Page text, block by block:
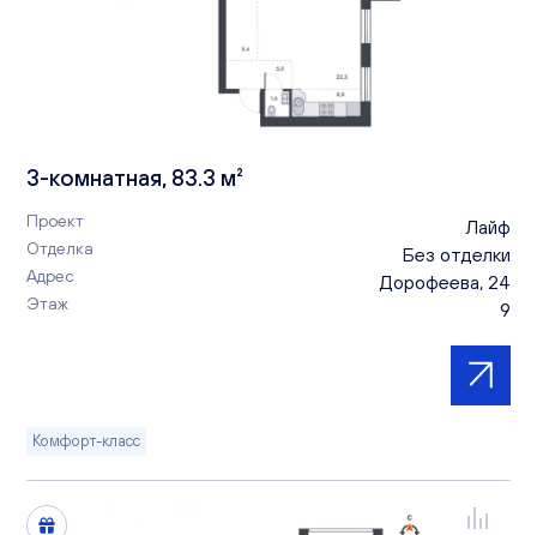
3-комнатная, 83.3 м²
Проект Лайф
Отделка Без отделки
Адрес Дорофеева, 24
Этаж 9
Комфорт-класс